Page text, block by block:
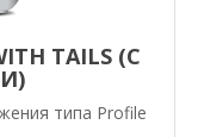
TAILS (С
типа Profile